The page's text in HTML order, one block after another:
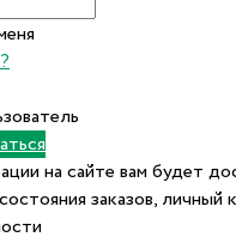
на сайте вам будет
заказов, личный